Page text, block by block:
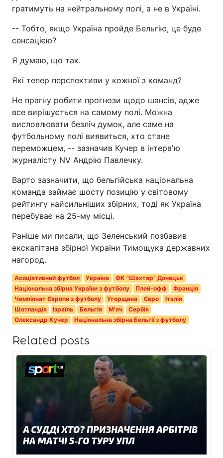
гратимуть на нейтральному полі, а не в Україні.
-- Тобто, якщо Україна пройде Бельгію, це буде
сенсацією?
Я думаю, що так.
Які тепер перспективи у кожної з команд?
Не прагну робити прогнози щодо шансів, адже
все вирішується на самому полі. Можна
висловлювати безліч думок, але саме на
футбольному полі виявиться, хто стане
переможцем, -- зазначив Кучер в інтерв'ю
журналісту NV Андрію Павлечку.
Варто зазначити, що бельгійська національна
команда займає шосту позицію у світовому
рейтингу найсильніших збірних, тоді як Україна
перебуває на 25-му місці.
Раніше ми писали, що Зеленський позбавив
екскапітана збірної України Тимощука державних
нагород.
Асоціативний футбол Україна
ФК "Шахтар" Донецьк
Національна збірна України з футболу
Плей-офф
Франція
Чемпіонат Європи з футболу
Угорщина Євро
Італія
Шотландія
Ізраїль Бельгія М'яч
Сербія
Олександр Кучер
Національна збірна Бельгії з футболу
Related posts